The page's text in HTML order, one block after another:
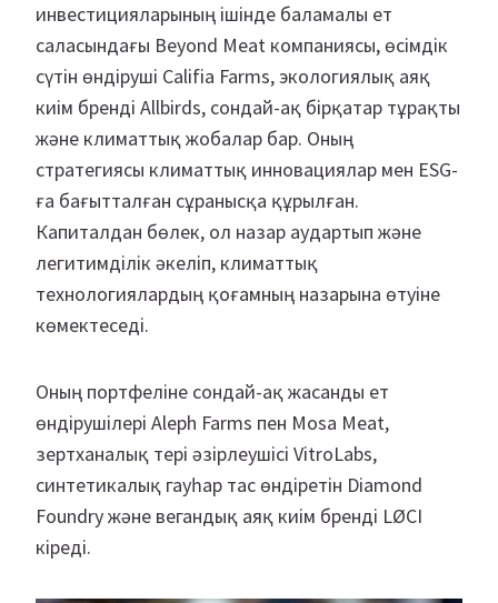
инвестицияларының ішінде баламалы ет
саласындағы Beyond Meat компаниясы, өсімдік
сүтін өндіруші Califia Farms, экологиялық аяқ
киім бренді Allbirds, сондай-ақ бірқатар тұрақты
және климаттық жобалар бар. Оның
стратегиясы климаттық инновациялар мен ESG-
ға бағытталған сұранысқа құрылған.
Капиталдан бөлек, ол назар аудартып және
легитимділік әкеліп, климаттық
технологиялардың қоғамның назарына өтуіне
көмектеседі.
Оның портфеліне сондай-ақ жасанды ет
өндірушілері Aleph Farms пен Mosa Meat,
зертханалық тері әзірлеушісі VitroLabs,
синтетикалық гауһар тас өндіретін Diamond
Foundry және вегандық аяқ киім бренді LØCI
кіреді.